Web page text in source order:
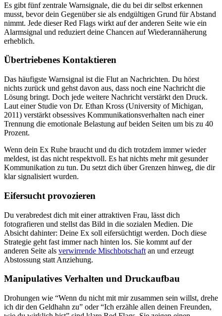
Es gibt fünf zentrale Warnsignale, die du bei dir selbst erkennen
musst, bevor dein Gegenüber sie als endgültigen Grund für Abstand
nimmt. Jede dieser Red Flags wirkt auf der anderen Seite wie ein
Alarmsignal und reduziert deine Chancen auf Wiederannäherung
erheblich.
Übertriebenes Kontaktieren
Das häufigste Warnsignal ist die Flut an Nachrichten. Du hörst
nichts zurück und gehst davon aus, dass noch eine Nachricht die
Lösung bringt. Doch jede weitere Nachricht verstärkt den Druck.
Laut einer Studie von Dr. Ethan Kross (University of Michigan,
2011) verstärkt obsessives Kommunikationsverhalten nach einer
Trennung die emotionale Belastung auf beiden Seiten um bis zu 40
Prozent.
Wenn dein Ex Ruhe braucht und du dich trotzdem immer wieder
meldest, ist das nicht respektvoll. Es hat nichts mehr mit gesunder
Kommunikation zu tun. Du setzt dich über Grenzen hinweg, die dir
klar signalisiert wurden.
Eifersucht provozieren
Du verabredest dich mit einer attraktiven Frau, lässt dich
fotografieren und stellst das Bild in die sozialen Medien. Die
Absicht dahinter: Deine Ex soll eifersüchtigt werden. Doch diese
Strategie geht fast immer nach hinten los. Sie kommt auf der
anderen Seite als verwirrende Mischbotschaft an und erzeugt
Abstossung statt Anziehung.
Manipulatives Verhalten und Druckaufbau
Drohungen wie “Wenn du nicht mit mir zusammen sein willst, drehe
ich dir den Geldhahn zu” oder “Ich erzähle allen deinen Freunden,